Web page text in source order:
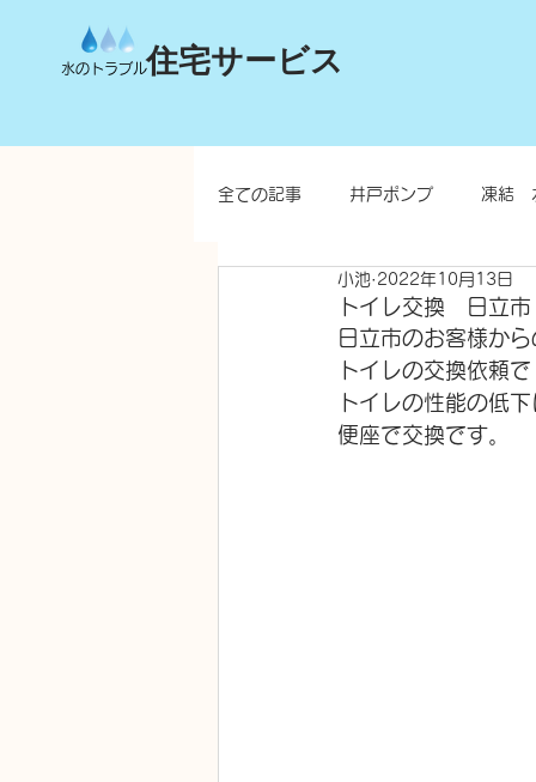
水のトラブル住宅サービス
全ての記事 井戸ポンプ 凍結
洗面所 お風呂
水栓柱・不凍水栓柱
トイレ交換 日立市
小池 2022年10月13日
日立市のお客様か
トイレの交換依頼
トイレの性能の低
便座で交換です。